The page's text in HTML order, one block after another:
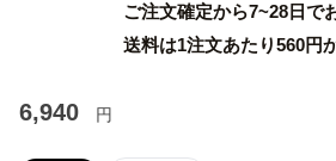
ご注文確定から7~28日で
送料は1注文あたり560円
6,940 円